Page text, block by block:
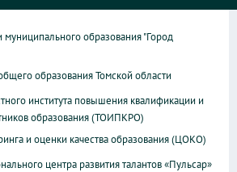
образования "Город
образования Томской области
института повышения квалификации и
образования (ТОИПКРО)
и оценки качества образования (ЦОКО)
центра развития талантов «Пульсар»